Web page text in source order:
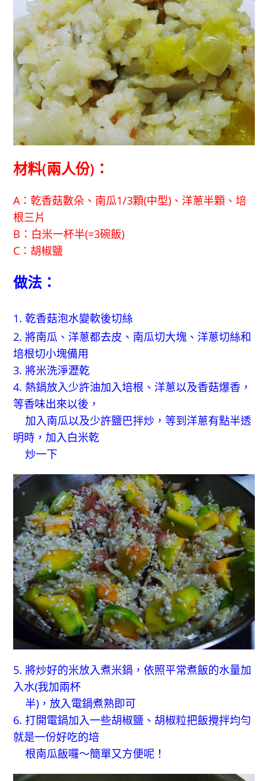
材料(兩人份)：
A：乾香菇數朵、南瓜1/3顆(中型)、洋蔥半顆、培
根三片
B：白米一杯半(=3碗飯)
C：胡椒鹽
做法：
1. 乾香菇泡水變軟後切絲
2. 將南瓜、洋蔥都去皮、南瓜切大塊、洋蔥切絲和
培根切小塊備用
3. 將米洗淨瀝乾
4. 熱鍋放入少許油加入培根、洋蔥以及香菇爆香，
等香味出來以後，
加入南瓜以及少許鹽巴拌炒，等到洋蔥有點半透
明時，加入白米乾
炒一下
5. 將炒好的米放入煮米鍋，依照平常煮飯的水量加
入水(我加兩杯
半)，放入電鍋煮熟即可
6. 打開電鍋加入一些胡椒鹽、胡椒粒把飯攪拌均勻
就是一份好吃的培
根南瓜飯囉～簡單又方便呢！